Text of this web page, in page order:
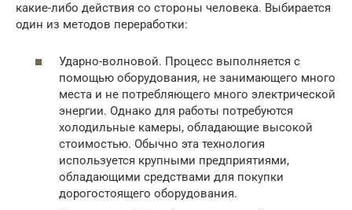
какие-либо действия со стороны человека. Выбирается
один из методов переработки:
Ударно-волновой. Процесс выполняется с
помощью оборудования, не занимающего много
места и не потребляющего много электрической
энергии. Однако для работы потребуются
холодильные камеры, обладающие высокой
стоимостью. Обычно эта технология
используется крупными предприятиями,
обладающими средствами для покупки
дорогостоящего оборудования.